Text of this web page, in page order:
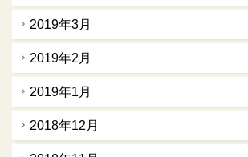
2019年3月
2019年2月
2019年1月
2018年12月